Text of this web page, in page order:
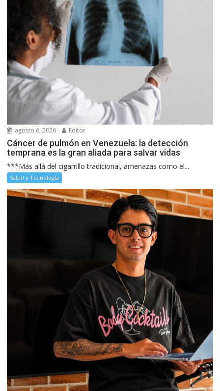
agosto 6, 2026 Editor
Cáncer de pulmón en Venezuela: la detección
temprana es la gran aliada para salvar vidas
***Más allá del cigarrillo tradicional, amenazas como el...
Salud y Tecnología